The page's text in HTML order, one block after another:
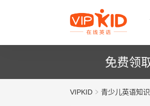
免费领
VIPKID 青少儿英语知识